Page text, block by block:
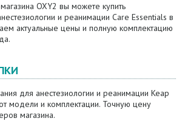
OXY2 вы можете купить
и реанимации Care Essentials в
актуальные цены и полную комплектацию
для анестезиологии и реанимации Кеар
модели и комплектации. Точную цену
магазина.